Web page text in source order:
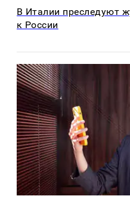
В Италии преследуют
к России